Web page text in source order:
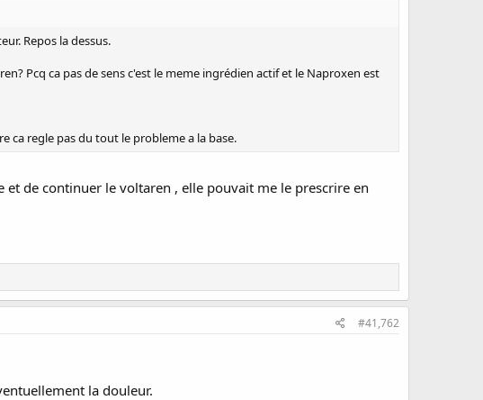
Repos la dessus.
Pcq ca pas de sens c'est le meme ingrédien actif et le Naproxen est
ca regle pas du tout le probleme a la base.
de continuer le voltaren , elle pouvait me le prescrire en
#41,762
la douleur.